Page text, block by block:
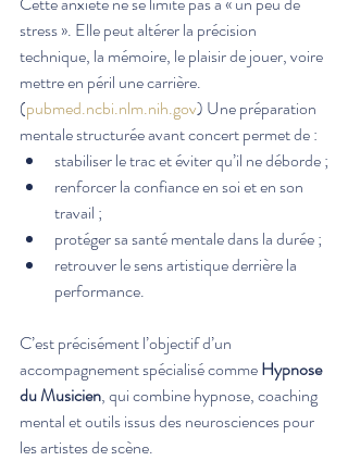
stress ». Elle peut altérer la précision
technique, la mémoire, le plaisir de jouer, voire
mettre en péril une carrière.
(pubmed.ncbi.nlm.nih.gov) Une préparation
mentale structurée avant concert permet de :
stabiliser le trac et éviter qu’il ne déborde ;
renforcer la confiance en soi et en son
travail ;
protéger sa santé mentale dans la durée ;
retrouver le sens artistique derrière la
performance.
C’est précisément l’objectif d’un
accompagnement spécialisé comme Hypnose
du Musicien, qui combine hypnose, coaching
mental et outils issus des neurosciences pour
les artistes de scène.